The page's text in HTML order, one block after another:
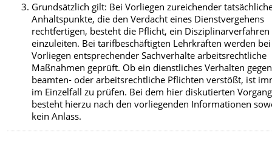
Grundsätzlich gilt: Bei Vorliegen zureichender
Anhaltspunkte, die den Verdacht eines Dienstvergehens
rechtfertigen, besteht die Pflicht, ein Disziplinarverfahren
einzuleiten. Bei tarifbeschäftigten Lehrkräften werden bei
Vorliegen entsprechender Sachverhalte arbeitsrechtliche
Maßnahmen geprüft. Ob ein dienstliches Verhalten gegen
beamten- oder arbeitsrechtliche Pflichten verstößt, ist
im Einzelfall zu prüfen. Bei dem hier diskutierten Vorgang
besteht hierzu nach den vorliegenden Informationen
kein Anlass.